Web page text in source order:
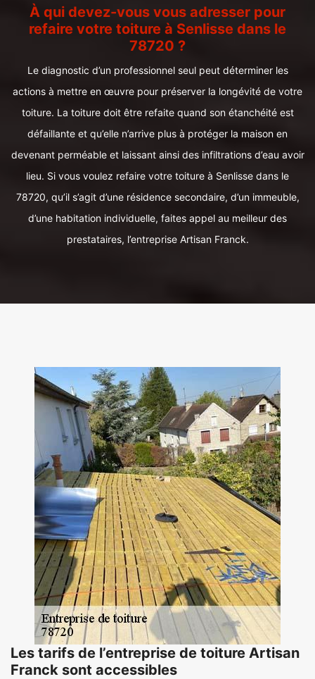
À qui devez-vous vous adresser pour
refaire votre toiture à Senlisse dans le
78720 ?
Le diagnostic d’un professionnel seul peut déterminer les
actions à mettre en œuvre pour préserver la longévité de votre
toiture. La toiture doit être refaite quand son étanchéité est
défaillante et qu’elle n’arrive plus à protéger la maison en
devenant perméable et laissant ainsi des infiltrations d’eau avoir
lieu. Si vous voulez refaire votre toiture à Senlisse dans le
78720, qu’il s’agit d’une résidence secondaire, d’un immeuble,
d’une habitation individuelle, faites appel au meilleur des
prestataires, l’entreprise Artisan Franck.
Les tarifs de l’entreprise de toiture Artisan
Franck sont accessibles